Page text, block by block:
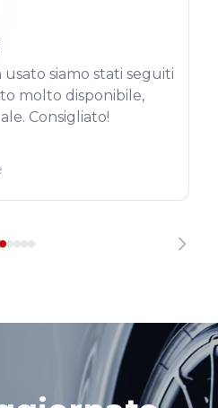
usato siamo stati seguiti
molto disponibile,
Consigliato!